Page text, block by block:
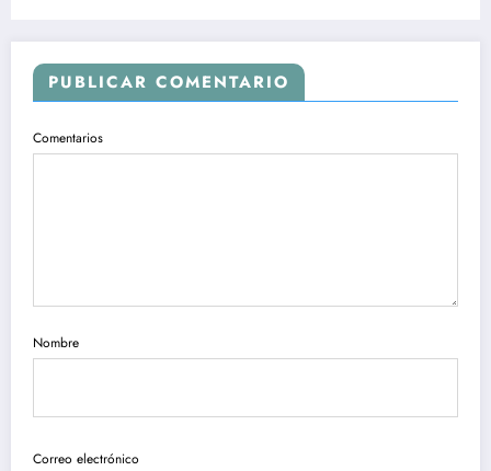
PUBLICAR COMENTARIO
Comentarios
Nombre
Correo electrónico